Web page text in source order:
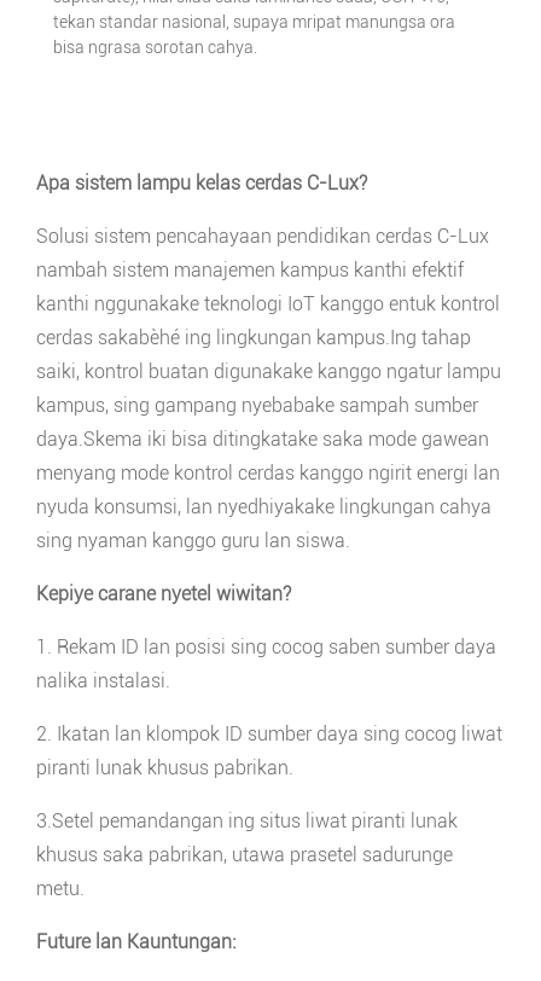
tekan standar nasional, supaya mripat manungsa ora
bisa ngrasa sorotan cahya.
Apa sistem lampu kelas cerdas C-Lux?
Solusi sistem pencahayaan pendidikan cerdas C-Lux
nambah sistem manajemen kampus kanthi efektif
kanthi nggunakake teknologi IoT kanggo entuk kontrol
cerdas sakabèhé ing lingkungan kampus.Ing tahap
saiki, kontrol buatan digunakake kanggo ngatur lampu
kampus, sing gampang nyebabake sampah sumber
daya.Skema iki bisa ditingkatake saka mode gawean
menyang mode kontrol cerdas kanggo ngirit energi lan
nyuda konsumsi, lan nyedhiyakake lingkungan cahya
sing nyaman kanggo guru lan siswa.
Kepiye carane nyetel wiwitan?
1. Rekam ID lan posisi sing cocog saben sumber daya
nalika instalasi.
2. Ikatan lan klompok ID sumber daya sing cocog liwat
piranti lunak khusus pabrikan.
3.Setel pemandangan ing situs liwat piranti lunak
khusus saka pabrikan, utawa prasetel sadurunge
metu.
Future lan Kauntungan: